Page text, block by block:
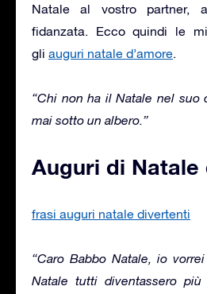
Natale al vostro partner,
fidanzata. Ecco quindi le
gli auguri natale d’amore.
“Chi non ha il Natale nel suo
mai sotto un albero.”
Auguri di
frasi auguri natale divertenti
“Caro Babbo Natale, io
Natale tutti diventassero